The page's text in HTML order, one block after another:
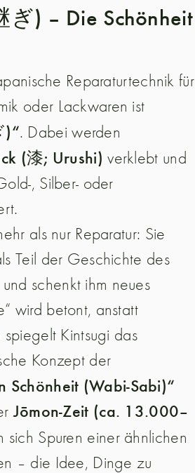
ぎ) – Die Schönheit
Reparaturtechnik für
oder Lackwaren ist
)“. Dabei werden
(漆; Urushi) verklebt und
, Silber- oder
als nur Reparatur: Sie
Teil der Geschichte des
schenkt ihm neues
wird betont, anstatt
Kintsugi das
Konzept der
Schönheit (Wabi-Sabi)“
Jōmon-Zeit (ca. 13.000–
sich Spuren einer ähnlichen
– die Idee, Dinge zu